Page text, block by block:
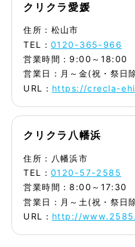
クリクラ愛媛
住所：松山市
TEL： 0120-365-966
営業時間：9:00～18:00
営業日：月～金(祝・祭日
URL： https://crecla-
クリクラ八幡浜
住所：八幡浜市
TEL： 0120-57-2585
営業時間：8:00～17:30
営業日：月～土(祝・祭日
URL： http://